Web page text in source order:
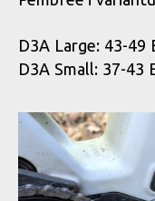
D3A Large: 43-49
D3A Small: 37-43